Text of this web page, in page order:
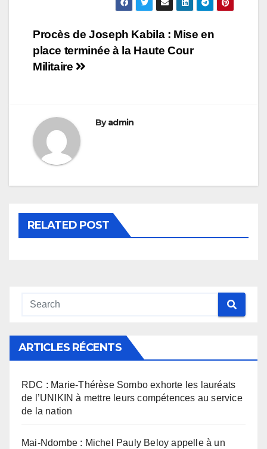
Navigation
de
Procès de Joseph Kabila : Mise en
place terminée à la Haute Cour
Militaire
Byadmin
RELATED POST
ARTICLES RÉCENTS
RDC : Marie-Thérèse Sombo exhorte les lauréats
de l’UNIKIN à mettre leurs compétences au service
de la nation
Mai-Ndombe : Michel Pauly Beloy appelle à un